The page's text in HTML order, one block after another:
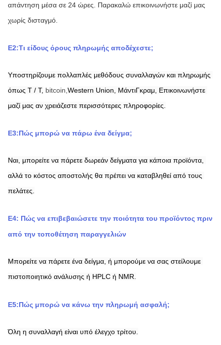
απάντηση μέσα σε 24 ώρες.
Παρακαλώ επικοινωνήστε μαζί μας
χωρίς δισταγμό.
Ε2:Τι είδους όρους πληρωμής αποδέχεστε;
Υποστηρίζουμε πολλαπλές μεθόδους συναλλαγών και πληρωμής
όπως T / T, bitcoin, Western Union, ΜάντιΓκραμ,
Επικοινωνήστε
μαζί μας αν χρειάζεστε περισσότερες πληροφορίες.
Ε3:Πώς μπορώ να πάρω ένα δείγμα;
Ναι, μπορείτε να πάρετε δωρεάν δείγματα για κάποια προϊόντα,
αλλά το κόστος αποστολής θα πρέπει να καταβληθεί από τους
πελάτες.
Ε4: Πώς να επιβεβαιώσετε την ποιότητα του προϊόντος πριν
από την τοποθέτηση παραγγελιών
Μπορείτε να πάρετε ένα δείγμα, ή μπορούμε να σας στείλουμε
πιστοποιητικό ανάλυσης ή HPLC ή NMR.
Ε5:Πώς μπορώ να κάνω την πληρωμή ασφαλή;
Όλη η συναλλαγή είναι υπό έλεγχο τρίτου.